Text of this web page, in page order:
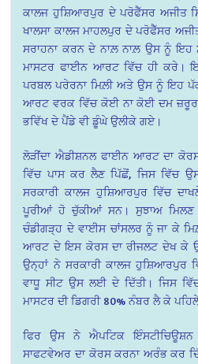
ਕਾਲਜ ਹੁਸ਼ਿਆਰਪੁਰ ਦੇ ਪਰੋਫੈੱਸਰ ਅਜੀਤ
ਖਾਲਸਾ ਕਾਲਜ ਮਾਹਲਪੁਰ ਦੇ ਪਰੋਫੈੱਸਰ
ਸਰਾਹਨਾ ਕਰਨ ਦੇ ਨਾਲ਼ ਨਾਲ਼ ਉਸ ਨੂੰ ਇਹ
ਮਾਸਟਰ ਫਾਈਨ ਆਰਟ ਵਿੱਚ ਹੀ ਕਰੇ।
ਪਰਬਲ ਪਰੇਰਨਾ ਮਿਲ਼ੀ ਅਤੇ ਉਸ ਨੂੰ ਇਹ
ਆਰਟ ਵਰਕ ਵਿੱਚ ਕੋਈ ਨਾ ਕੋਈ ਦਮ
ਭਵਿੱਖ ਦੇ ਪੈਂਡੇ ਵੀ ਡੂੰਘੇ ਉਲੀਕੇ ਗਏ।
ਲੋੜੀਂਦਾ ਐਡੀਸ਼ਨਲ ਫਾਈਨ ਆਰਟ ਦਾ
ਵਿੱਚ ਪਾਸ ਕਰ ਲੈਣ ਪਿੱਛੋਂ, ਜਿਸ ਵਿੱਚ
ਸਰਕਾਰੀ ਕਾਲਜ ਹੁਸ਼ਿਆਰਪੁਰ ਵਿੱਚ
ਪੂਰੀਆਂ ਹੋ ਚੁੱਕੀਆਂ ਸਨ। ਸੁਝਾਅ ਮਿਲਣ
ਚੰਡੀਗੜ੍ਹ ਦੇ ਵਾਈਸ ਚਾਂਸਲਰ ਨੂੰ ਜਾ ਕੇ
ਆਰਟ ਦੇ ਇਸ ਕੋਰਸ ਦਾ ਰੀਜਲਟ ਦੇਖ ਕੇ
ਉਨ੍ਹਾਂ ਨੇ ਸਰਕਾਰੀ ਕਾਲਜ
ਵਾਧੂ ਸੀਟ ਉਸ ਲਈ ਦੇ ਦਿੱਤੀ। ਜਿਸ
ਮਾਸਟਰ ਦੀ ਡਿਗਰੀ 80% ਨੰਬਰ ਲੈ ਕੇ
ਫਿਰ ਉਸ ਨੇ ਐਪਟਿਕ
ਸਾਫਟਵੇਅਰ ਦਾ ਕੋਰਸ ਕਰਨਾ ਅਰੰਭ ਕਰ